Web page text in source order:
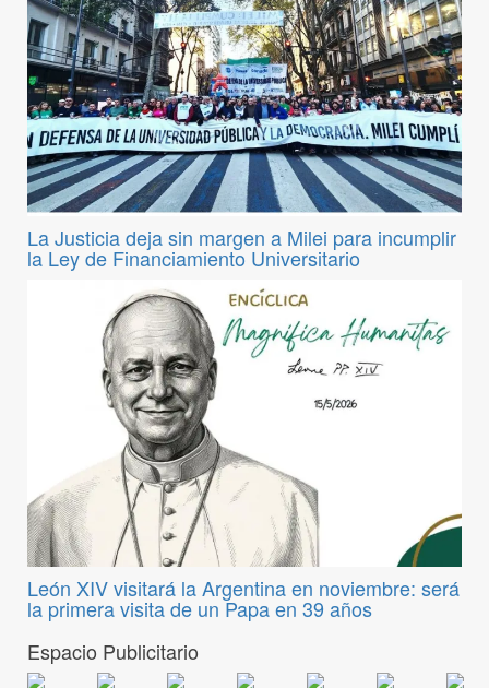
La Justicia deja sin margen a Milei para incumplir
la Ley de Financiamiento Universitario
León XIV visitará la Argentina en noviembre: será
la primera visita de un Papa en 39 años
Espacio Publicitario